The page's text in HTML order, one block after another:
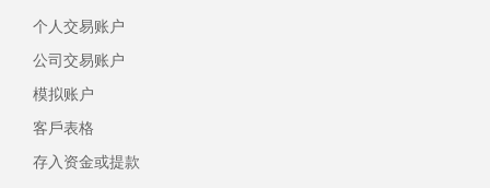
个人交易账户
公司交易账户
模拟账户
客戶表格
存入资金或提款